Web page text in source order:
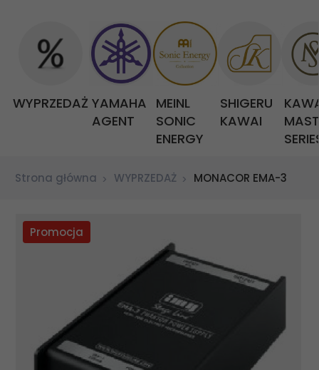
WYPRZEDAŻ YAMAHA
AGENT
MEINL
SONIC
ENERGY
SHIGERU
KAWAI
Strona główna WYPRZEDAŻ MONACOR EMA-3
Promocja